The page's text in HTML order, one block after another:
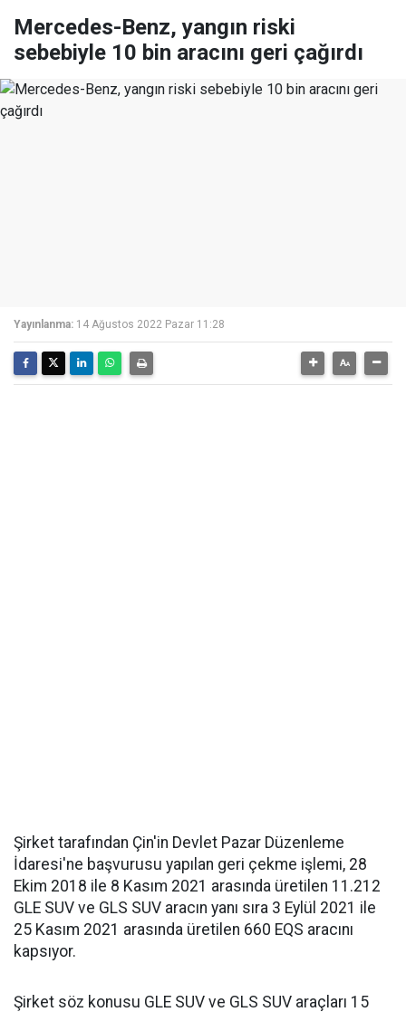
Mercedes-Benz, yangın riski
sebebiyle 10 bin aracını geri çağırdı
Yayınlanma: 14 Ağustos 2022 Pazar 11:28
Şirket tarafından Çin'in Devlet Pazar Düzenleme
İdaresi'ne başvurusu yapılan geri çekme işlemi, 28
Ekim 2018 ile 8 Kasım 2021 arasında üretilen 11.212
GLE SUV ve GLS SUV aracın yanı sıra 3 Eylül 2021 ile
25 Kasım 2021 arasında üretilen 660 EQS aracını
kapsıyor.
Şirket söz konusu GLE SUV ve GLS SUV araçları 15